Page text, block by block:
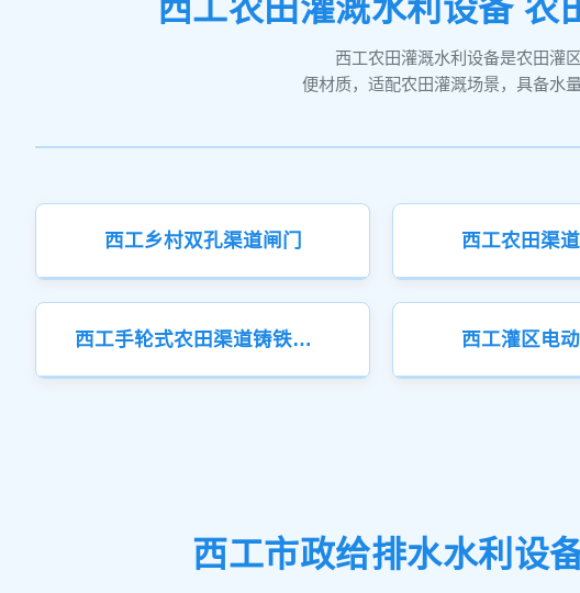
西工农田灌溉水利设备 农
西工农田灌溉水利设备是农田灌
便材质，适配农田灌溉场景，具备水
西工乡村双孔渠道闸门 西工农田渠
西工手轮式农田渠道铸铁闸门 西工灌区电
西工市政给排水水利设